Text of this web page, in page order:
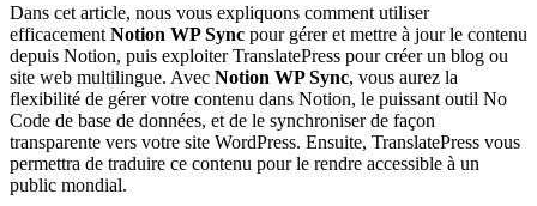
Dans cet article, nous vous expliquons comment utiliser
efficacement Notion WP Sync pour gérer et mettre à jour le contenu
depuis Notion, puis exploiter TranslatePress pour créer un blog ou
site web multilingue. Avec Notion WP Sync, vous aurez la
flexibilité de gérer votre contenu dans Notion, le puissant outil No
Code de base de données, et de le synchroniser de façon
transparente vers votre site WordPress. Ensuite, TranslatePress vous
permettra de traduire ce contenu pour le rendre accessible à un
public mondial.